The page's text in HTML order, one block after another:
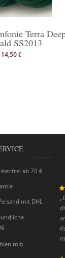
Terra
SS2013
14,50 €
ab 70 €
mit DHL
mit:
„